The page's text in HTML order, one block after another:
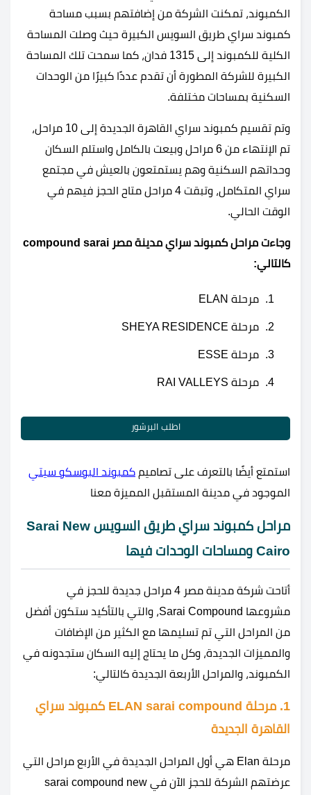
الكمبوند، تمكنت الشركة من إضافتهم بسبب مساحة
كمبوند سراي طريق السويس الكبيرة حيث وصلت المساحة
الكلية للكمبوند إلى 1315 فدان، كما سمحت تلك المساحة
الكبيرة للشركة المطورة أن تقدم عددًا كبيرًا من الوحدات
السكنية بمساحات مختلفة.
وتم تقسيم كمبوند سراي القاهرة الجديدة إلى 10 مراحل،
تم الإنتهاء من 6 مراحل وبيعت بالكامل واستلم السكان
وحداتهم السكنية وهم يستمتعون بالعيش في مجتمع
سراي المتكامل، وتبقت 4 مراحل متاح الحجز فيهم في
الوقت الحالي.
وجاءت مراحل كمبوند سراي مدينة مصر compound sarai
كالتالي:
مرحلة ELAN
مرحلة SHEYA RESIDENCE
مرحلة ESSE
مرحلة RAI VALLEYS
اطلب البرشور
استمتع أيضًا بالتعرف على تصاميم كمبوند البوسكو سيتي
الموجود في مدينة المستقبل المميزة معنا
مراحل كمبوند سراي طريق السويس Sarai New
Cairo ومساحات الوحدات فيها
أتاحت شركة مدينة مصر 4 مراحل جديدة للحجز في
مشروعها Sarai Compound، والتي بالتأكيد ستكون أفضل
من المراحل التي تم تسليمها مع الكثير من الإضافات
والمميزات الجديدة، وكل ما يحتاج إليه السكان ستجدونه في
الكمبوند، والمراحل الأربعة الجديدة كالتالي:
1. مرحلة ELAN sarai compound كمبوند سراي
القاهرة الجديدة
مرحلة Elan هي أول المراحل الجديدة في الأربع مراحل التي
عرضتهم الشركة للحجز الآن في sarai compound new